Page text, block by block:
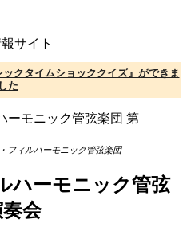
サイト
クタイムショッククイズ』ができま
した
フィルハーモニック管弦楽団
ハーモニック管弦
会